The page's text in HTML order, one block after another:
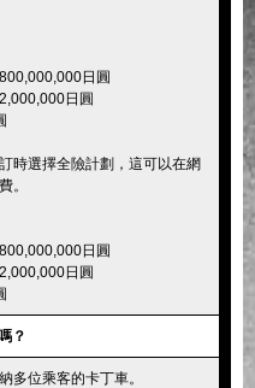
日圓
日圓
時選擇全險計劃，這可以在網
。
日圓
日圓
？
多位乘客的卡丁車。